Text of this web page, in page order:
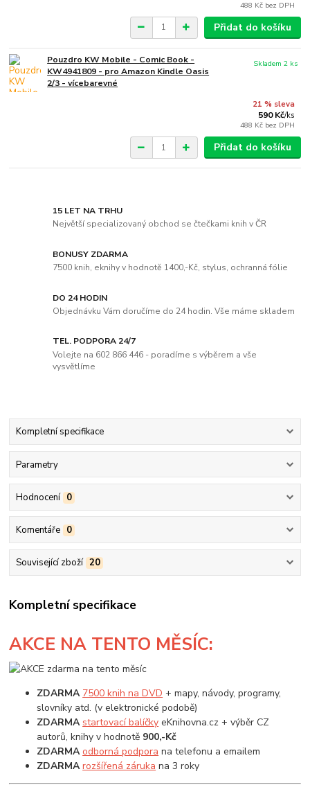
488 Kč bez DPH
Přidat do košíku
Pouzdro KW Mobile - Comic Book -
KW4941809 - pro Amazon Kindle Oasis
2/3 - vícebarevné
21 % sleva
590 Kč/ks
488 Kč bez DPH
Skladem 2 ks
Přidat do košíku
15 LET NA TRHU
Největší specializovaný obchod se čtečkami knih v ČR
BONUSY ZDARMA
7500 knih, eknihy v hodnotě 1400,-Kč, stylus, ochranná fólie
DO 24 HODIN
Objednávku Vám doručíme do 24 hodin. Vše máme skladem
TEL. PODPORA 24/7
Volejte na 602 866 446 - poradíme s výběrem a vše
vysvětlíme
Kompletní specifikace
Parametry
Hodnocení 0
Komentáře 0
Související zboží 20
Kompletní specifikace
AKCE NA TENTO MĚSÍC:
ZDARMA 7500 knih na DVD + mapy, návody, programy,
slovníky atd. (v elektronické podobě)
ZDARMA startovací balíčky eKnihovna.cz + výběr CZ
autorů, knihy v hodnotě 900,-Kč
ZDARMA odborná podpora na telefonu a emailem
ZDARMA rozšířená záruka na 3 roky